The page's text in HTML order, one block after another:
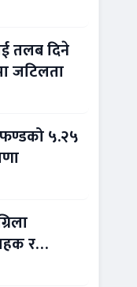
तलब दिने
जटिलता
५.२५
र